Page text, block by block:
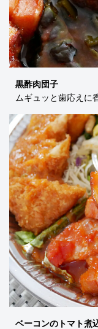
黒酢肉団子
ムギュッと歯応えに
ベーコンのトマト煮